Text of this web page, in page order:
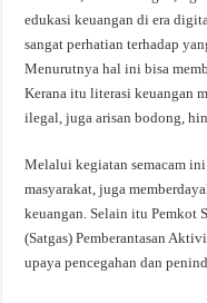
edukasi keuangan di era
sangat perhatian terhadap
Menurutnya hal ini bisa
Kerana itu literasi keuangan
ilegal, juga arisan bodong,
Melalui kegiatan semacam
masyarakat, juga
keuangan. Selain itu Pemkot
(Satgas) Pemberantasan
upaya pencegahan dan